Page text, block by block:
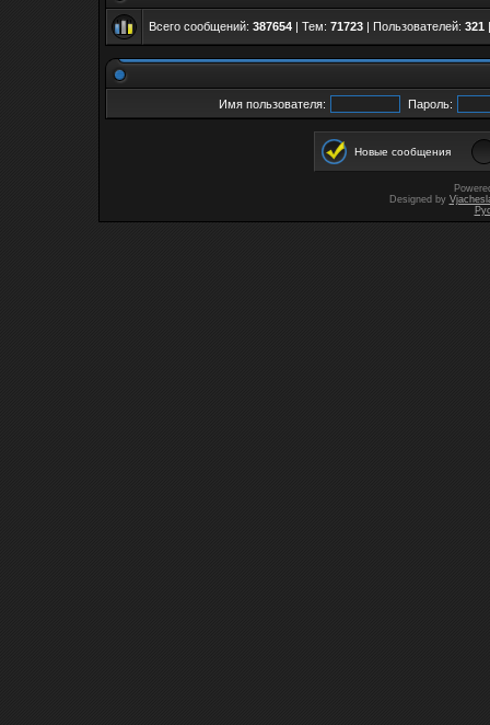
Всего сообщений: 387654 | Тем: 71723 | Пользователей: 321
Имя пользователя: Пароль:
Новые сообщения
Designed by